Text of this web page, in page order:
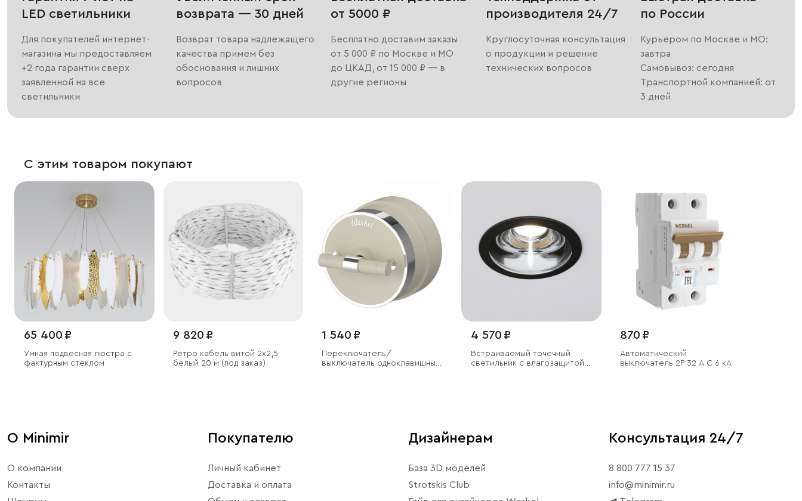
LED светильники
Для покупателей интернет-
магазина мы предоставляем
+2 года гарантии сверх
заявленной на все
светильники
возврата — 30 дней
Возврат товара надлежащего
качества примем без
обоснования и лишних
вопросов
от 5000 ₽
Бесплатно доставим заказы
от 5 000 ₽ по Москве и МО
до ЦКАД, от 15 000 ₽ — в
другие регионы
производителя 24/7
Круглосуточная консультация
о продукции и решение
технических вопросов
по России
Курьером по Москве и МО:
завтра
Самовывоз: сегодня
Транспортной компанией: от
3 дней
С этим товаром покупают
65 400 ₽
Умная подвесная люстра с
фактурным стеклом
9 820 ₽
Ретро кабель витой 2х2,5
белый 20 м (под заказ)
1 540 ₽
Переключатель/
выключатель одноклавишный
4 570 ₽
Встраиваемый точечный
светильник с влагозащитой
870 ₽
Автоматический
выключатель 2P 32 A C 6 кА
О Minimir
О компании
Контакты
Покупателю
Личный кабинет
Доставка и оплата
Дизайнерам
База 3D моделей
Strotskis Club
Консультация 24/7
8 800 777 15 37
info@minimir.ru